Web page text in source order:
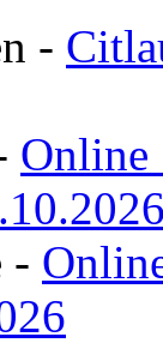
-
Online
-